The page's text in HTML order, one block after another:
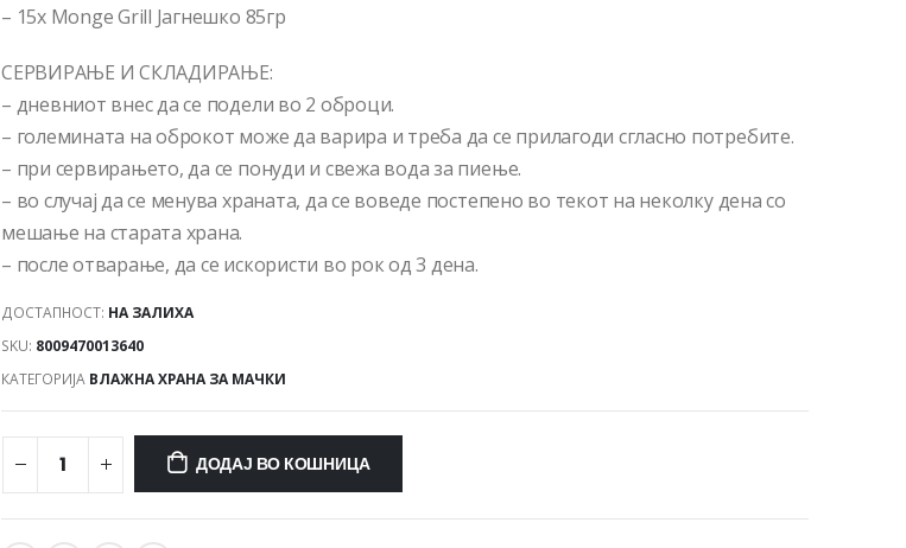
– 15х Monge Grill Јагнешко 85гр
СЕРВИРАЊЕ И СКЛАДИРАЊЕ:
– дневниот внес да се подели во 2 оброци.
– големината на оброкот може да варира и треба да се прилагоди сгласно потребите.
– при сервирањето, да се понуди и свежа вода за пиење.
– во случај да се менува храната, да се воведе постепено во текот на неколку дена со
мешање на старата храна.
– после отварање, да се искористи во рок од 3 дена.
ДОСТАПНОСТ: НА ЗАЛИХА
SKU: 8009470013640
КАТЕГОРИЈА ВЛАЖНА ХРАНА ЗА МАЧКИ
ДОДАЈ ВО КОШНИЦА